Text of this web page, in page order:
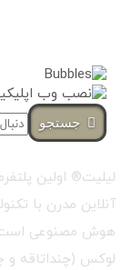
جستجو
لیلیت® اولین
آنلاین مدرن با
هوش مصنوعی است
لوکس (چنداتاقه و